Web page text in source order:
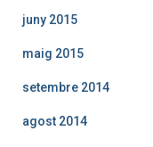
juny 2015
maig 2015
setembre 2014
agost 2014